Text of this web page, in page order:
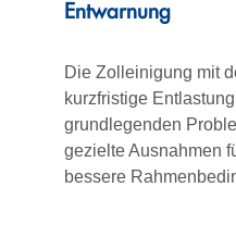
Entwarnung
Die Zolleinigung mit
kurzfristige
grundlegenden
gezielte Ausnahmen
bessere